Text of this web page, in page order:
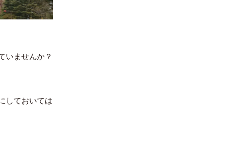
いませんか？
しておいては